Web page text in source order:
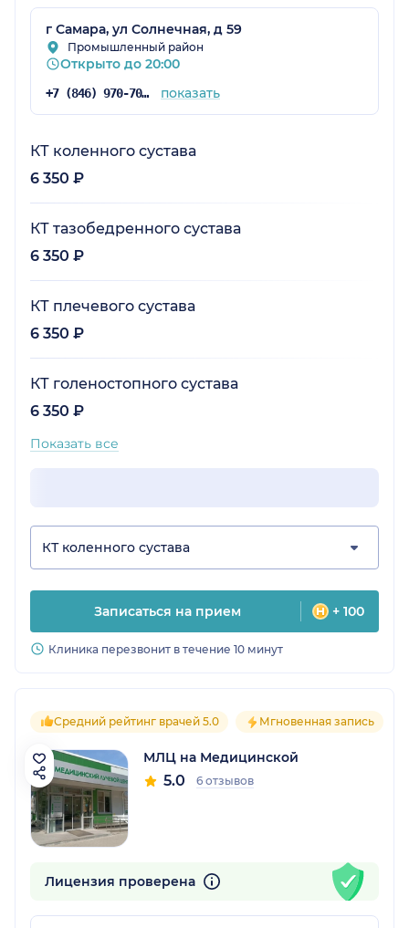
г Самара, ул Солнечная, д 59
Промышленный район
Открыто до 20:00
+7 (846) 970-70-83 показать
КТ коленного сустава
6 350 ₽
КТ тазобедренного сустава
6 350 ₽
КТ плечевого сустава
6 350 ₽
КТ голеностопного сустава
6 350 ₽
Показать все
КТ коленного сустава
Записаться на прием + 100
Клиника перезвонит в течение 10 минут
Средний рейтинг врачей 5.0 Мгновенная запись
МЛЦ на Медицинской
5.0 6 отзывов
Лицензия проверена